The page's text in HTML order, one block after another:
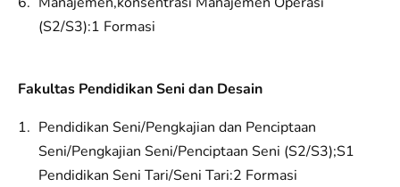
(S2/S3):1 Formasi
Fakultas Pendidikan Seni dan Desain
Pendidikan Seni/Pengkajian dan Penciptaan
Seni/Pengkajian Seni/Penciptaan Seni (S2/S3);S1
Pendidikan Seni Tari/Seni Tari:2 Formasi